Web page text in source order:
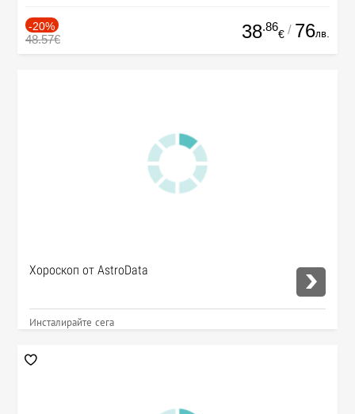
-20%
48.57€ 38.86
€ / 76лв.
Хороскоп от AstroData
Инсталирайте сега